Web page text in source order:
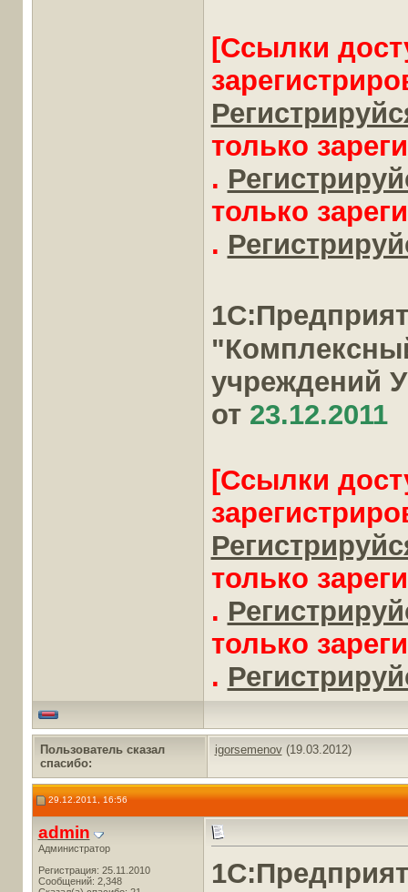
[Ссылки
только
.
только
.
учреждений
от 23.12.2011
[Ссылки
только
.
только
.
Пользователь сказал
cпасибо:
igorsemenov(19.03.2012)
29.12.2011, 16:56
admin
Администратор
Регистрация: 25.11.2010
Сообщений: 2,348